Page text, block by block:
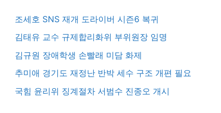
조세호 SNS 재개 도라이버 시즌6 복귀
김태유 교수 규제합리화위 부위원장 임명
김규원 장애학생 손빨래 미담 화제
추미애 경기도 재정난 반박 세수 구조 개편 필요
국힘 윤리위 징계절차 서범수 진종오 개시